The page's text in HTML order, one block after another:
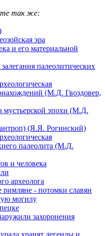
так же:
эра
и его материальной
палеолитических
(М.Д. Гвоздовер,
мустьерской эпохи (М.Д.
(Я.Я. Рогинский)
палеолита (М.Д.
и человека
археолога
- потомки славян
могилу
захоронения
хранят легенды и